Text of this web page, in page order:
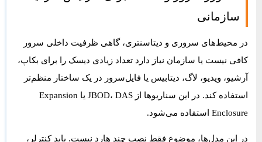
سازمانی
در محیط‌های سروری و دیتاسنتری، گاهی ظرفیت داخلی سرور
کافی نیست یا سازمان نیاز دارد تعداد زیادی دیسک را برای بکاپ،
آرشیو، ویدیو، لاگ، دیتابیس یا فایل‌سرور در یک ساختار منظم‌تر
استفاده کند. در این سناریوها از JBOD، DAS یا Expansion
Enclosure استفاده می‌شود.
در این مدل‌ها، موضوع فقط نصب چند هارد نیست. باید کنترلر،